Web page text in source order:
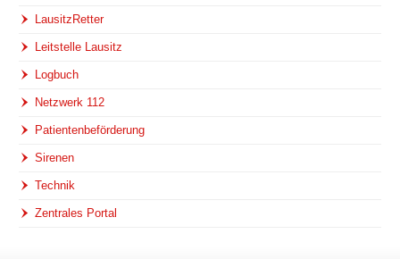
LausitzRetter
Leitstelle Lausitz
Logbuch
Netzwerk 112
Patientenbeförderung
Sirenen
Technik
Zentrales Portal